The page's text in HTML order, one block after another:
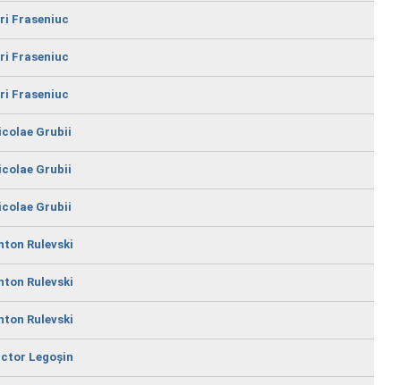
Fraseniuc
Fraseniuc
Fraseniuc
Grubii
Grubii
Grubii
Rulevski
Rulevski
Rulevski
Legoșin